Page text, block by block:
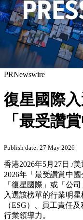
PRNewswire
復星國際入
「最受讚
Publish date: 27 May 2026
香港2026年5月27日 /美
2026年「最受讚賞中
「復星國際」或「公
入選該榜單的行業明
（ESG）、員工責任
行業領導力。